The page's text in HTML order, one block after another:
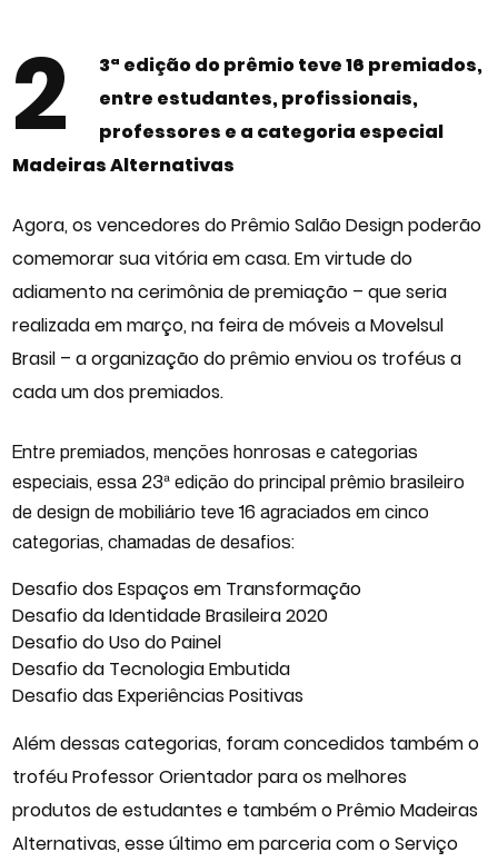
2
3ª edição do prêmio teve 16 premiados,
entre estudantes, profissionais,
professores e a categoria especial
Madeiras Alternativas
Agora, os vencedores do Prêmio Salão Design poderão
comemorar sua vitória em casa. Em virtude do
adiamento na cerimônia de premiação – que seria
realizada em março, na feira de móveisaMovelsul
Brasil – a organização do prêmio enviou os troféus a
cada um dos premiados.
Entre premiados, menções honrosas e categorias
especiais, essa 23ª edição do principal prêmio brasileiro
de design de mobiliário teve 16 agraciados em cinco
categorias, chamadas de desafios:
Desafio dos Espaços em Transformação
Desafio da Identidade Brasileira 2020
Desafio do Uso do Painel
Desafio da Tecnologia Embutida
Desafio das Experiências Positivas
Além dessas categorias, foram concedidos também o
troféu Professor Orientador para os melhores
produtos de estudantes e também o Prêmio Madeiras
Alternativas, esse último em parceria com o Serviço